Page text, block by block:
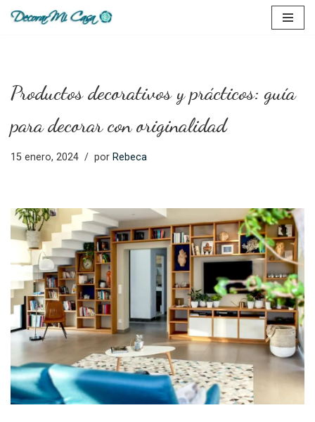
Productos decorativos y prácticos: guía
para decorar con originalidad
15 enero, 2024 por Rebeca